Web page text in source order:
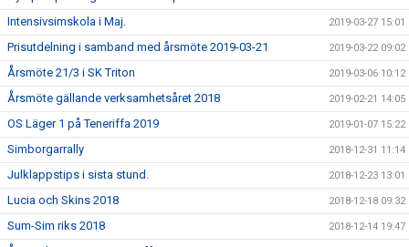
Intensivsimskola i Maj. 2019-03-27 15:01
Prisutdelning i samband med årsmöte 2019-03-21 2019-03-22 09:02
Årsmöte 21/3 i SK Triton 2019-03-06 10:12
Årsmöte gällande verksamhetsåret 2018 2019-02-21 14:05
OS Läger 1 på Teneriffa 2019 2019-01-07 15:22
Simborgarrally 2018-12-31 11:14
Julklappstips i sista stund. 2018-12-23 13:01
Lucia och Skins 2018 2018-12-18 09:32
Sum-Sim riks 2018 2018-12-14 19:47